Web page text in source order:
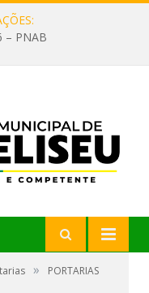
– PNAB
»
PORTARIAS